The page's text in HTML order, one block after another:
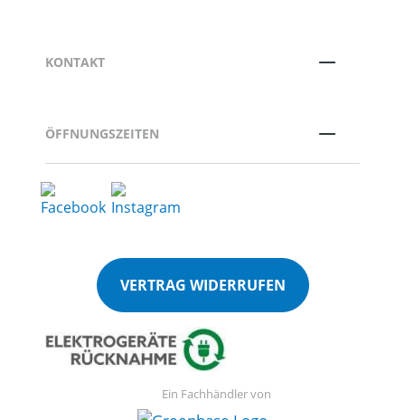
KONTAKT
ÖFFNUNGSZEITEN
VERTRAG WIDERRUFEN
Ein Fachhändler von